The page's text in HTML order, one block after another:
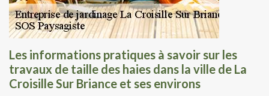
Les informations pratiques à savoir sur les
travaux de taille des haies dans la ville de La
Croisille Sur Briance et ses environs